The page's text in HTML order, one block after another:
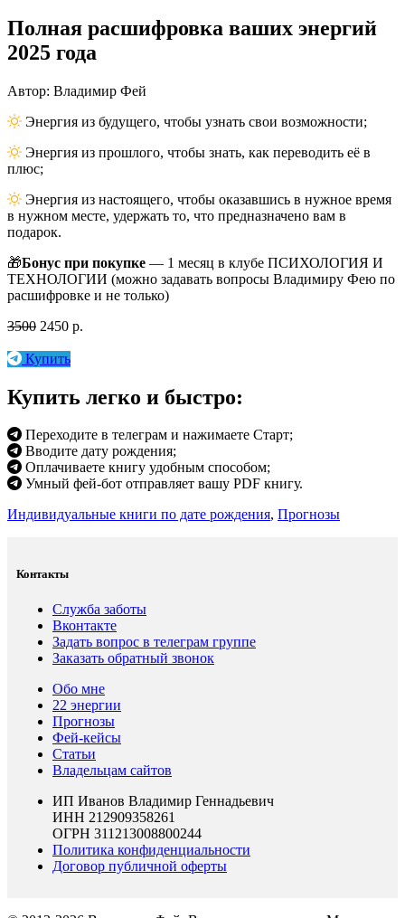
Полная расшифровка ваших энергий
2025 года
Автор: Владимир Фей
Энергия из будущего, чтобы узнать свои возможности;
Энергия из прошлого, чтобы знать, как переводить её в
плюс;
Энергия из настоящего, чтобы оказавшись в нужное время
в нужном месте, удержать то, что предназначено вам в
подарок.
🎁Бонус при покупке — 1 месяц в клубе ПСИХОЛОГИЯ И
ТЕХНОЛОГИИ (можно задавать вопросы Владимиру Фею по
расшифровке и не только)
3500 2450 р.
Купить
Купить легко и быстро:
Переходите в телеграм и нажимаете Старт;
Вводите дату рождения;
Оплачиваете книгу удобным способом;
Умный фей-бот отправляет вашу PDF книгу.
Индивидуальные книги по дате рождения, Прогнозы
Контакты
Служба заботы
Вконтакте
Задать вопрос в телеграм группе
Заказать обратный звонок
Обо мне
22 энергии
Прогнозы
Фей-кейсы
Статьи
Владельцам сайтов
ИП Иванов Владимир Геннадьевич
ИНН 212909358261
ОГРН 311213008800244
Политика конфиденциальности
Договор публичной оферты